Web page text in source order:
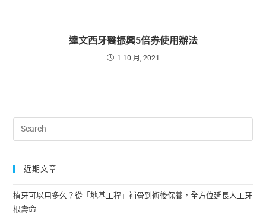
達文西牙醫振興5倍券使用辦法
1 10 月, 2021
近期文章
植牙可以用多久？從「地基工程」補骨到術後保養，全方位延長人工牙
根壽命